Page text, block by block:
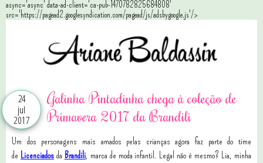
async='async' data-ad-client='ca-pub-1470782825684808'
src='https://pagead2.googlesyndication.com/pagead/js/adsbygoogle.js'/>
24
jul
2017
Galinha Pintadinha chega à coleção de
Primavera 2017 da Brandili
Um dos personagens mais amados pelas crianças agora faz parte do time
de Licenciadosda Brandili, marca de moda infantil. Legal não é mesmo? Lia, minha